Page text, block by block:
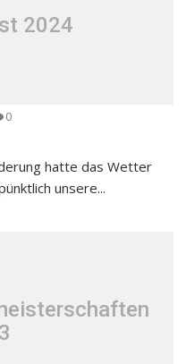
2024
0
hatte das Wetter
unsere...